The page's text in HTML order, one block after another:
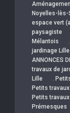
Noyelles-lès-
espace vert
paysagiste
Mélantois
,
jardinage Lille
ANNONCES
travaux de
Lille
,
Petits
Petits
Prémesques